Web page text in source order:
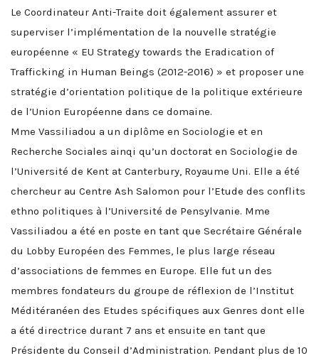
Le Coordinateur Anti-Traite doit également assurer et
superviser l’implémentation de la nouvelle stratégie
européenne « EU Strategy towards the Eradication of
Trafficking in Human Beings (2012-2016) » et proposer une
stratégie d’orientation politique de la politique extérieure
de l’Union Européenne dans ce domaine.
Mme Vassiliadou a un diplôme en Sociologie et en
Recherche Sociales ainqi qu’un doctorat en Sociologie de
l’Université de Kent at Canterbury, Royaume Uni. Elle a été
chercheur au Centre Ash Salomon pour l’Etude des conflits
ethno politiques à l’Université de Pensylvanie. Mme
Vassiliadou a été en poste en tant que Secrétaire Générale
du Lobby Européen des Femmes, le plus large réseau
d’associations de femmes en Europe. Elle fut un des
membres fondateurs du groupe de réflexion de l’Institut
Méditéranéen des Etudes spécifiques aux Genres dont elle
a été directrice durant 7 ans et ensuite en tant que
Présidente du Conseil d’Administration. Pendant plus de 10